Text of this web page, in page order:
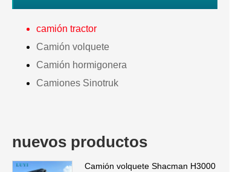
camión tractor
Camión volquete
Camión hormigonera
Camiones Sinotruk
nuevos productos
Camión volquete Shacman H3000